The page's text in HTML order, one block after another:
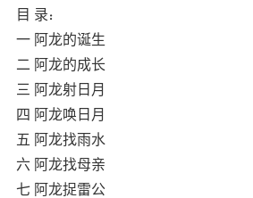
目 录：
一 阿龙的诞生
二 阿龙的成长
三 阿龙射日月
四 阿龙唤日月
五 阿龙找雨水
六 阿龙找母亲
七 阿龙捉雷公